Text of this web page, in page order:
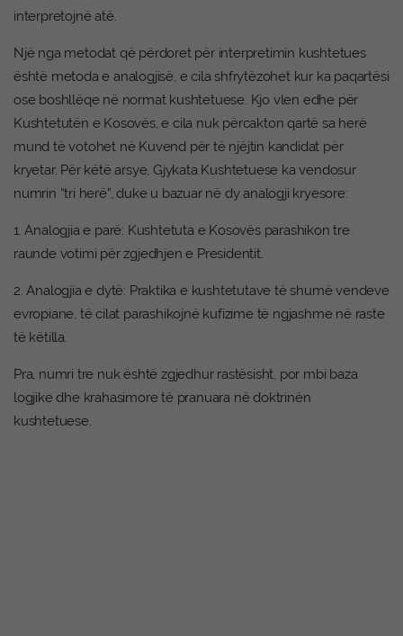
interpretojnë atë.
Një nga metodat që përdoret për interpretimin kushtetues
është metoda e analogjisë, e cila shfrytëzohet kur ka paqartësi
ose boshllëqe në normat kushtetuese. Kjo vlen edhe për
Kushtetutën e Kosovës, e cila nuk përcakton qartë sa herë
mund të votohet në Kuvend për të njëjtin kandidat për
kryetar. Për këtë arsye, Gjykata Kushtetuese ka vendosur
numrin “tri herë”, duke u bazuar në dy analogji kryesore:
1. Analogjia e parë: Kushtetuta e Kosovës parashikon tre
raunde votimi për zgjedhjen e Presidentit.
2. Analogjia e dytë: Praktika e kushtetutave të shumë vendeve
evropiane, të cilat parashikojnë kufizime të ngjashme në raste
të këtilla.
Pra, numri tre nuk është zgjedhur rastësisht, por mbi baza
logjike dhe krahasimore të pranuara në doktrinën
kushtetuese.